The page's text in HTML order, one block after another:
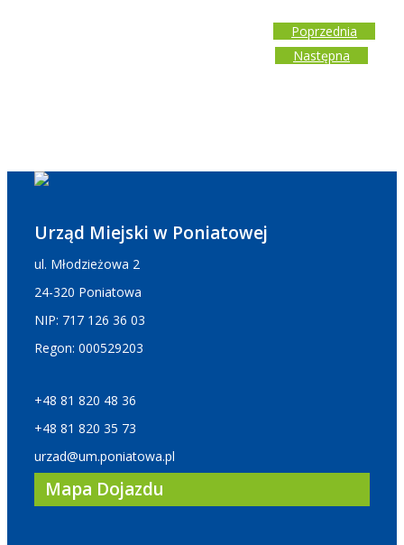
Poprzednia
Następna
Urząd Miejski w Poniatowej
ul. Młodzieżowa 2
24-320 Poniatowa
NIP: 717 126 36 03
Regon: 000529203
+48 81 820 48 36
+48 81 820 35 73
urzad@um.poniatowa.pl
Mapa Dojazdu